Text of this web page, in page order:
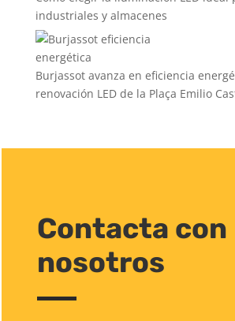
industriales y almacenes
Burjassot avanza en eficiencia
renovación LED de la Plaça Emilio
Contacta con
nosotros